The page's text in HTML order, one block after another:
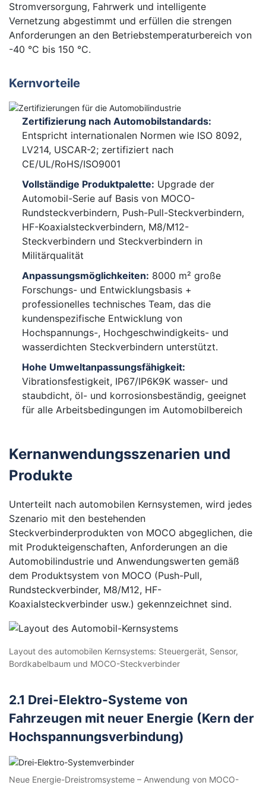
Stromversorgung, Fahrwerk und intelligente
Vernetzung abgestimmt und erfüllen die strengen
Anforderungen an den Betriebstemperaturbereich von
-40 °C bis 150 °C.
Kernvorteile
Zertifizierung nach Automobilstandards:
Entspricht internationalen Normen wie ISO 8092,
LV214, USCAR-2; zertifiziert nach
CE/UL/RoHS/ISO9001
Vollständige Produktpalette: Upgrade der
Automobil-Serie auf Basis von MOCO-
Rundsteckverbindern, Push-Pull-Steckverbindern,
HF-Koaxialsteckverbindern, M8/M12-
Steckverbindern und Steckverbindern in
Militärqualität
Anpassungsmöglichkeiten: 8000 m² große
Forschungs- und Entwicklungsbasis +
professionelles technisches Team, das die
kundenspezifische Entwicklung von
Hochspannungs-, Hochgeschwindigkeits- und
wasserdichten Steckverbindern unterstützt.
Hohe Umweltanpassungsfähigkeit:
Vibrationsfestigkeit, IP67/IP6K9K wasser- und
staubdicht, öl- und korrosionsbeständig, geeignet
für alle Arbeitsbedingungen im Automobilbereich
Kernanwendungsszenarien und
Produkte
Unterteilt nach automobilen Kernsystemen, wird jedes
Szenario mit den bestehenden
Steckverbinderprodukten von MOCO abgeglichen, die
mit Produkteigenschaften, Anforderungen an die
Automobilindustrie und Anwendungswerten gemäß
dem Produktsystem von MOCO (Push-Pull,
Rundsteckverbinder, M8/M12, HF-
Koaxialsteckverbinder usw.) gekennzeichnet sind.
Layout des automobilen Kernsystems: Steuergerät, Sensor,
Bordkabelbaum und MOCO-Steckverbinder
2.1 Drei-Elektro-Systeme von
Fahrzeugen mit neuer Energie (Kern der
Hochspannungsverbindung)
Neue Energie-Dreistromsysteme – Anwendung von MOCO-